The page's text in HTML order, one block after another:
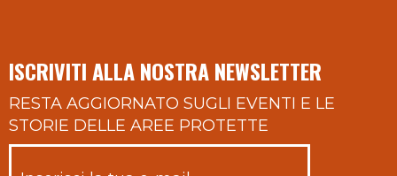
ISCRIVITI ALLA NOSTRA NEWSLETTER
RESTA AGGIORNATO SUGLI EVENTI E LE
STORIE DELLE AREE PROTETTE